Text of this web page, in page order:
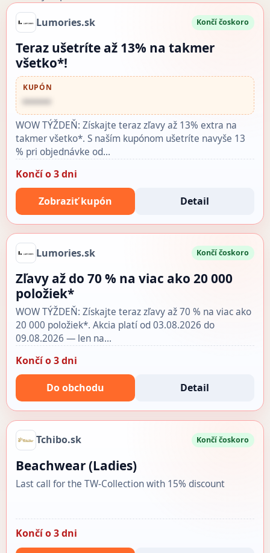
Lumories.sk Končí čoskoro
Teraz ušetríte až 13% na takmer
všetko*!
KUPÓN
••••••
WOW TÝŽDEŇ: Získajte teraz zľavy až 13% extra na
takmer všetko*. S naším kupónom ušetríte navyše 13
% pri objednávke od…
Končí o 3 dni
Zobraziť kupón Detail
Lumories.sk Končí čoskoro
Zľavy až do 70 % na viac ako 20 000
položiek*
WOW TÝŽDEŇ: Získajte teraz zľavy až 70 % na viac ako
20 000 položiek*. Akcia platí od 03.08.2026 do
09.08.2026 — len na…
Končí o 3 dni
Do obchodu Detail
Tchibo.sk Končí čoskoro
Beachwear (Ladies)
Last call for the TW-Collection with 15% discount
Končí o 3 dni